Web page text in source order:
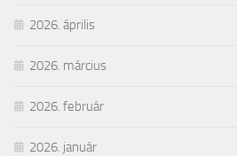
2026. április
2026. március
2026. február
2026. január